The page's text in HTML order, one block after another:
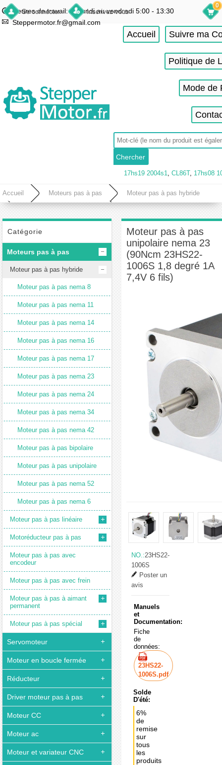
Se connecter Inscrivez-vous
Heures de travail: du lundi au vendredi 5:00 - 13:30
Steppermotor.fr@gmail.com
0
Accueil Suivre ma
Politique de
Mode de
17hs19 2004s1, CL86T, 17hs08
Accueil Moteurs pas à pas Moteur pas à pas hybride
(90Ncm 23HS22-1006S 1,8 degré 1A 7,4V 6 fils)
Catégorie
Moteurs pas à pas
Moteur pas à pas hybride
Moteur pas à pas nema 8
Moteur pas à pas nema 11
Moteur pas à pas nema 14
Moteur pas à pas nema 16
Moteur pas à pas nema 17
Moteur pas à pas nema 23
Moteur pas à pas nema 24
Moteur pas à pas nema 34
Moteur pas à pas nema 42
Moteur pas à pas bipolaire
Moteur pas à pas unipolaire
Moteur pas à pas nema 52
Moteur pas à pas nema 6
Moteur pas à pas linéaire
Motoréducteur pas à pas
Moteur pas à pas avec
encodeur
Moteur pas à pas avec frein
Moteur pas à pas à aimant
permanent
Moteur pas à pas spécial
Servomoteur
Moteur en boucle fermée
Réducteur
Driver moteur pas à pas
Moteur CC
Moteur ac
Moteur et variateur CNC
Moteur pas à pas
unipolaire nema 23
(90Ncm 23HS22-
1006S 1,8 degré 1A
7,4V 6 fils)
NO.:23HS22-
1006S
Poster un
avis
Manuels
et
Documentation:
Fiche
de
données:
23HS22-
1006S.pdf
Solde
D'été:
6%
de
remise
sur
tous
les
produits